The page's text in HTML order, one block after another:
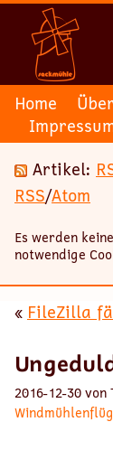
Home Über
Artikel:
RSS/Atom
Es werden
notwendige
« FileZilla
2016-12-30